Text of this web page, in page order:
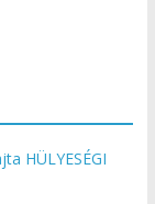
HÜLYESÉGI